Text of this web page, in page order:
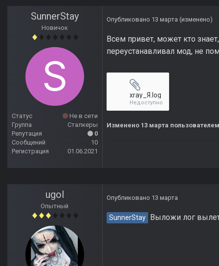
SunnerStay
Новичок
Статус
Не в сети
Группа
Сталкеры
Репутация
0
Сообщений
10
Регистрация
01.06.2021
Опубликовано 13 марта (изменено)
Всем привет, может кто
переустанавливал мод, не
xray_Я.log
Недоступно
Изменено 13 марта
ugol
Опытный
Опубликовано 13 марта
SunnerStay Выложи лог